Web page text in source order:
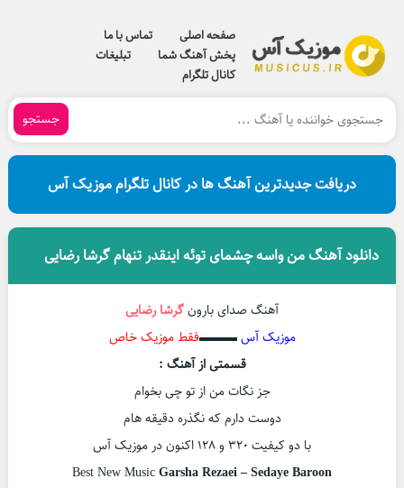
صفحه اصلی
تماس با ما
پخش آهنگ شما
تبلیغات
کانال تلگرام
جستجو
دریافت جدیدترین آهنگ ها در کانال تلگرام موزیک آس
دانلود آهنگ من واسه چشمای توئه اینقدر تنهام گرشا رضایی
آهنگ صدای بارونگرشا رضایی
موزیک آس▬▬▬فقط موزیک خاص
قسمتی از آهنگ :
جز نگات من از تو چی بخوام
دوست دارم که نگذره دقیقه هام
با دو کیفیت ۳۲۰ و ۱۲۸ اکنون در موزیک آس
Best New MusicGarsha Rezaei – Sedaye Baroon